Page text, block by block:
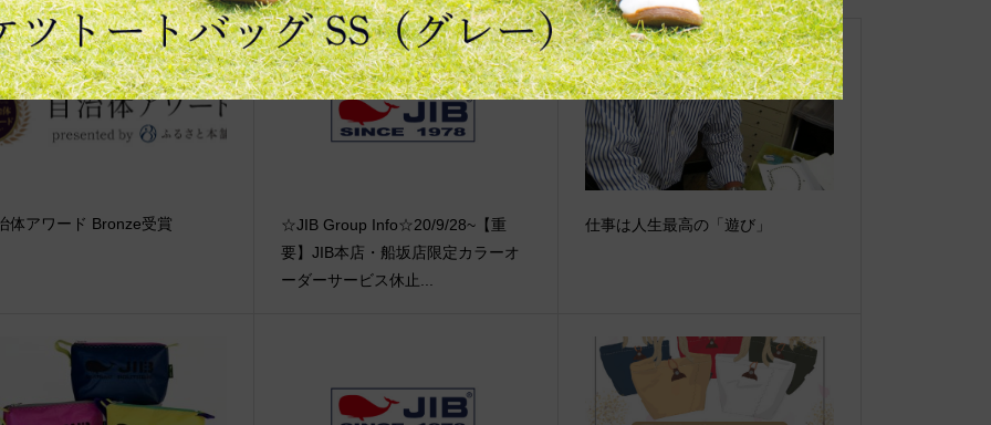
体アワード Bronze受賞
☆JIB Group Info☆20/9/28~【重
要】JIB本店・船坂店限定カラーオ
ーダーサービス休止...
仕事は人生最高の「遊び」